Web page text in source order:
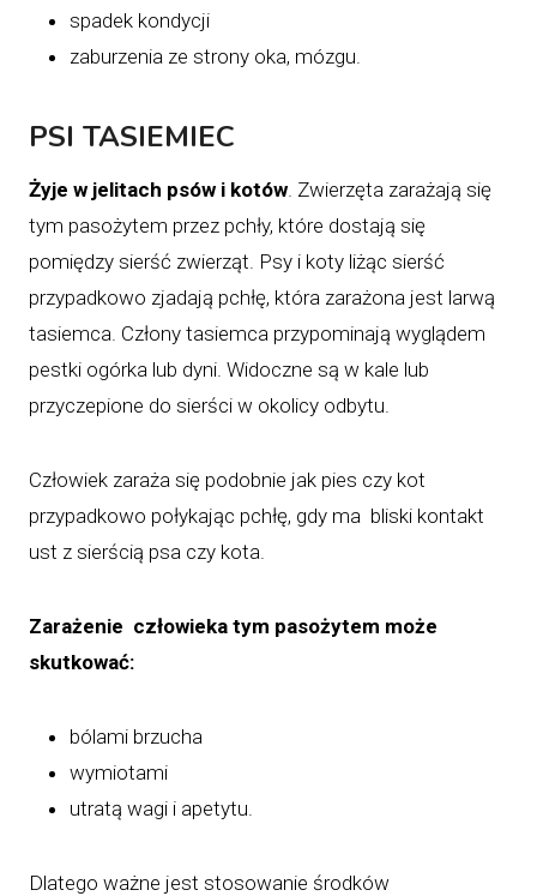
spadek kondycji
zaburzenia ze strony oka, mózgu.
PSI TASIEMIEC
Żyje w jelitach psów i kotów. Zwierzęta zarażają się
tym pasożytem przez pchły, które dostają się
pomiędzy sierść zwierząt. Psy i koty liżąc sierść
przypadkowo zjadają pchłę, która zarażona jest larwą
tasiemca. Człony tasiemca przypominają wyglądem
pestki ogórka lub dyni. Widoczne są w kale lub
przyczepione do sierści w okolicy odbytu.
Człowiek zaraża się podobnie jak pies czy kot
przypadkowo połykając pchłę, gdy ma bliski kontakt
ust z sierścią psa czy kota.
Zarażenie człowieka tym pasożytem może
skutkować:
bólami brzucha
wymiotami
utratą wagi i apetytu.
Dlatego ważne jest stosowanie środków